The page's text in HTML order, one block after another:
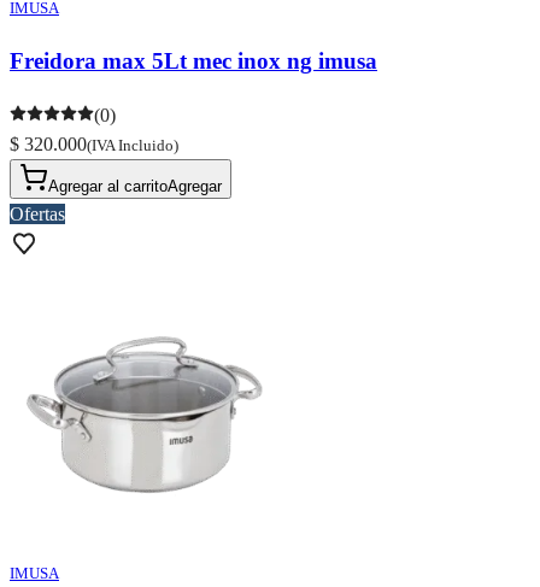
IMUSA
Freidora max 5Lt mec inox ng imusa
(0)
$ 320.000(IVA Incluido)
Agregar al carritoAgregar
Ofertas
IMUSA